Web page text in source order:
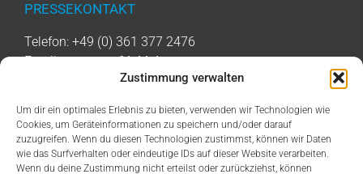
Zustimmung verwalten
Um dir ein optimales Erlebnis zu bieten, verwenden wir Technologien wie
Cookies, um Geräteinformationen zu speichern und/oder darauf
zuzugreifen. Wenn du diesen Technologien zustimmst, können wir Daten
wie das Surfverhalten oder eindeutige IDs auf dieser Website verarbeiten.
Wenn du deine Zustimmung nicht erteilst oder zurückziehst, können
PRESSEKONTAKT
Telefon: +49 (0) 361 377 2476
Email:presse@afd-thl.de
LINKS
IMPRESSUM